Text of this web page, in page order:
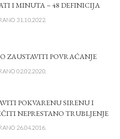
I MINUTA – 48 DEFINICIJA
31.10.2022.
ZAUSTAVITI POVRAĆANJE
02.02.2020.
POKVARENU SIRENU I
NEPRESTANO TRUBLJENJE
26.04.2016.